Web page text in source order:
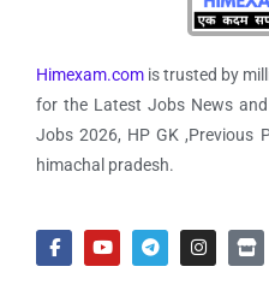
Himexam.com is trusted by
for the Latest Jobs News
Jobs 2026, HP GK ,Previous
himachal pradesh.